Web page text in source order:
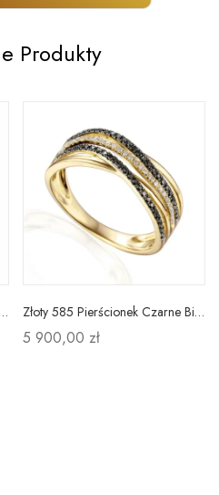
Produkty
ZŁOTY ZARĘCZYNOWY 585 PIERŚCIONEK DIAMENT GRAWER Złoty 585 Pierścionek Czarne Białe Brylanty
5 900,00 zł